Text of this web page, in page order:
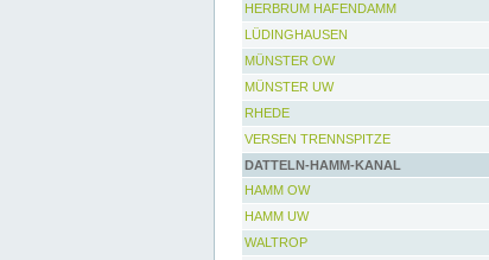
HERBRUM HAFENDAMM
LÜDINGHAUSEN
MÜNSTER OW
MÜNSTER UW
RHEDE
VERSEN TRENNSPITZE
DATTELN-HAMM-KANAL
HAMM OW
HAMM UW
WALTROP